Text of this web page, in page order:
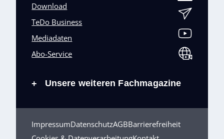
Download
TeDo Business
Mediadaten
Abo-Service
+ Unsere weiteren Fachmagazine
ImpressumDatenschutzAGBBarrierefreiheit